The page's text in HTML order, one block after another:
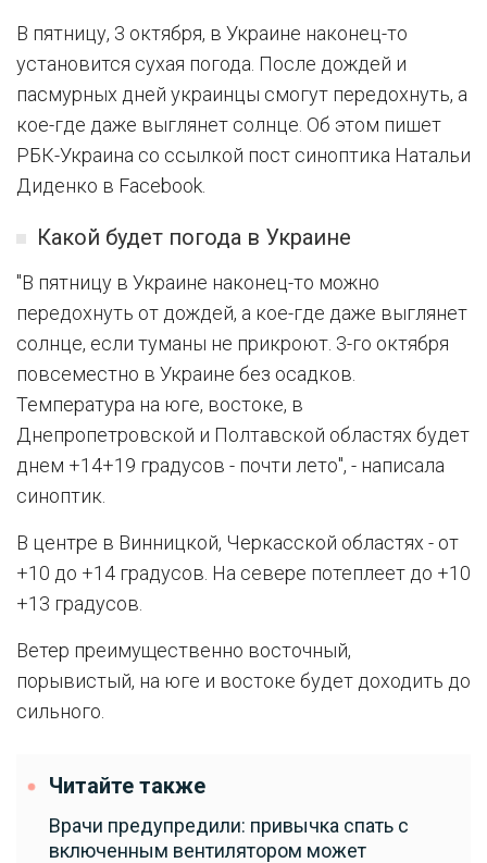
В пятницу, 3 октября, в Украине наконец-то
установится сухая погода. После дождей и
пасмурных дней украинцы смогут передохнуть, а
кое-где даже выглянет солнце. Об этом пишет
РБК-Украина со ссылкой пост синоптика Натальи
Диденко в Facebook.
Какой будет погода в Украине
"В пятницу в Украине наконец-то можно
передохнуть от дождей, а кое-где даже выглянет
солнце, если туманы не прикроют. 3-го октября
повсеместно в Украине без осадков.
Температура на юге, востоке, в
Днепропетровской и Полтавской областях будет
днем +14+19 градусов - почти лето", - написала
синоптик.
В центре в Винницкой, Черкасской областях - от
+10 до +14 градусов. На севере потеплеет до +10
+13 градусов.
Ветер преимущественно восточный,
порывистый, на юге и востоке будет доходить до
сильного.
Читайте также
Врачи предупредили: привычка спать с
включенным вентилятором может